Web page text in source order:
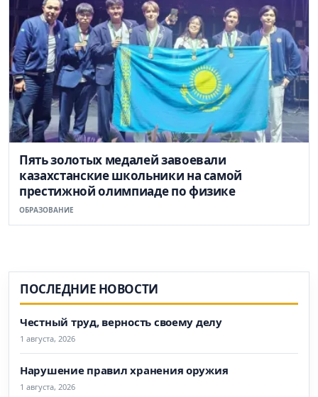
Пять золотых медалей завоевали
казахстанские школьники на самой
престижной олимпиаде по физике
ОБРАЗОВАНИЕ
ПОСЛЕДНИЕ НОВОСТИ
Честный труд, верность своему делу
1 августа, 2026
Нарушение правил хранения оружия
1 августа, 2026